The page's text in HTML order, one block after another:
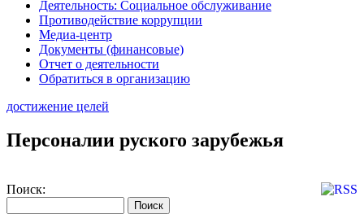
Деятельность: Социальное обслуживание
Противодействие коррупции
Медиа-центр
Документы (финансовые)
Отчет о деятельности
Обратиться в организацию
достижение целей
Персоналии руского зарубежья
Поиск: